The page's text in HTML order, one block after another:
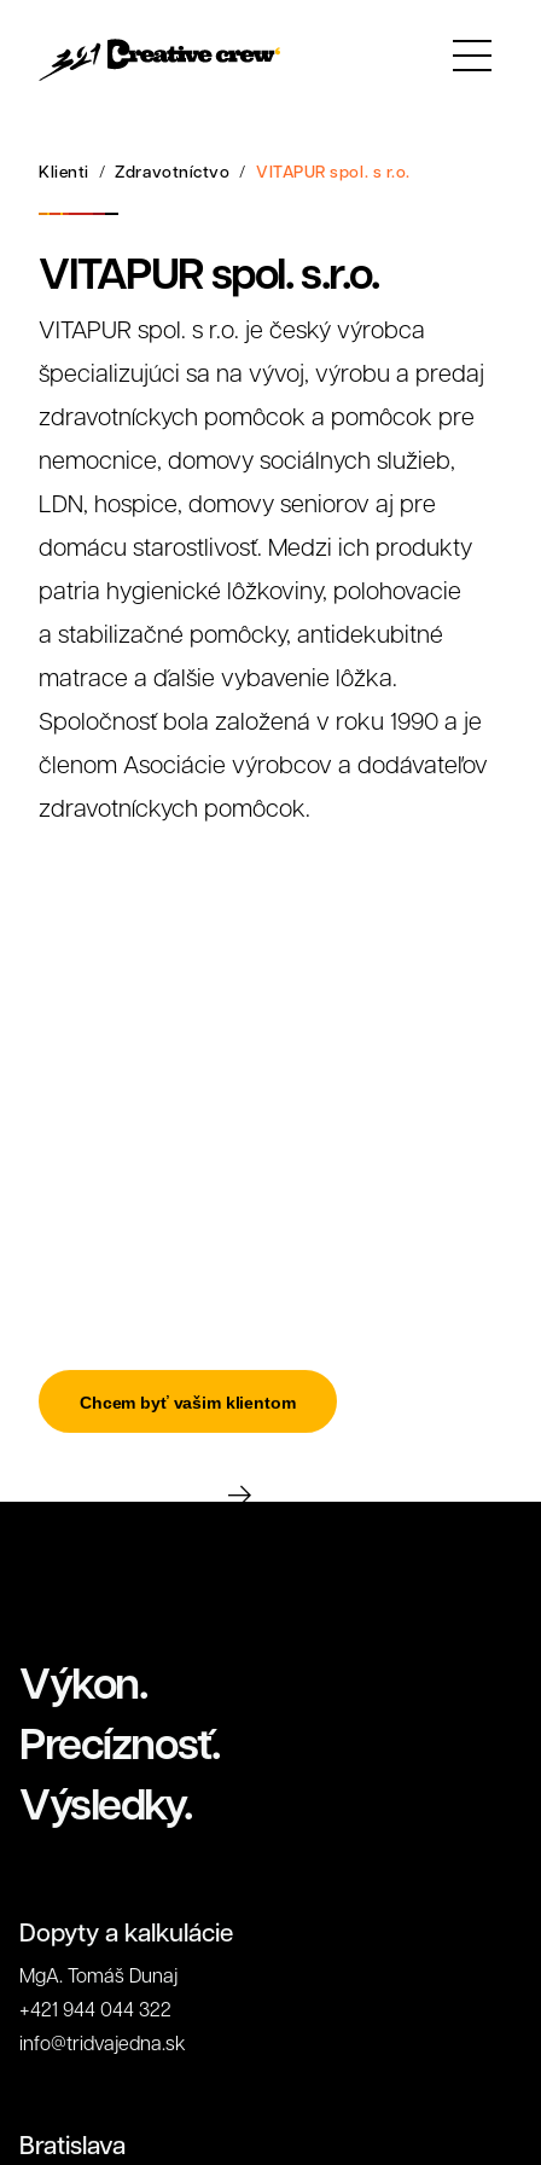
Klienti Zdravotníctvo VITAPUR spol. s r.o.
VITAPUR spol. s.r.o.
VITAPUR spol. s r.o. je český výrobca
špecializujúci sa na vývoj, výrobu a predaj
zdravotníckych pomôcok a pomôcok pre
nemocnice, domovy sociálnych služieb,
LDN, hospice, domovy seniorov aj pre
domácu starostlivosť. Medzi ich produkty
patria hygienické lôžkoviny, polohovacie
a stabilizačné pomôcky, antidekubitné
matrace a ďalšie vybavenie lôžka.
Spoločnosť bola založená v roku 1990 a je
členom Asociácie výrobcov a dodávateľov
zdravotníckych pomôcok.
Chcem byť vašim klientom
Výkon.
Precíznosť.
Výsledky.
Dopyty a kalkulácie
MgA. Tomáš Dunaj
+421 944 044 322
info@tridvajedna.sk
Bratislava